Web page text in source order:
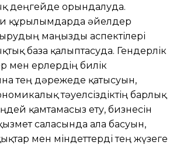
деңгейде орындалуда.
құрылымдарда әйелдер
маңызды аспектілері
база қалыптасуда. Гендерлік
мен ерлердің билік
тең дәрежеде қатысуын,
тәуелсіздіктің барлық
қамтамасыз ету, бизнесін
саласында алға басуын,
мен міндеттерді тең жүзеге